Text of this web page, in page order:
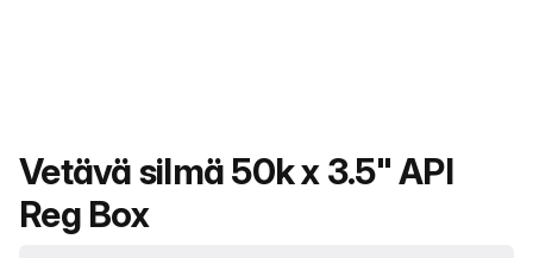
Tuotteen nimi
Vetävä silmä 50k x 3.5" API
Reg Box